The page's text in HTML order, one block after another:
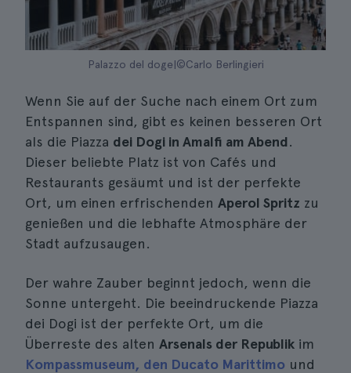
Palazzo del doge|©Carlo Berlingieri
Wenn Sie auf der Suche nach einem Ort zum
Entspannen sind, gibt es keinen besseren Ort
als die Piazza dei Dogi in Amalfi am Abend.
Dieser beliebte Platz ist von Cafés und
Restaurants gesäumt und ist der perfekte
Ort, um einen erfrischenden Aperol Spritz zu
genießen und die lebhafte Atmosphäre der
Stadt aufzusaugen.
Der wahre Zauber beginnt jedoch, wenn die
Sonne untergeht. Die beeindruckende Piazza
dei Dogi ist der perfekte Ort, um die
Überreste des alten Arsenals der Republik im
Kompassmuseum, den Ducato Marittimo und